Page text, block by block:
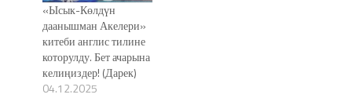
«Ысык-Көлдүн
даанышман Акелери»
китеби англис тилине
которулду. Бет ачарына
келиңиздер! (Дарек)
04.12.2025